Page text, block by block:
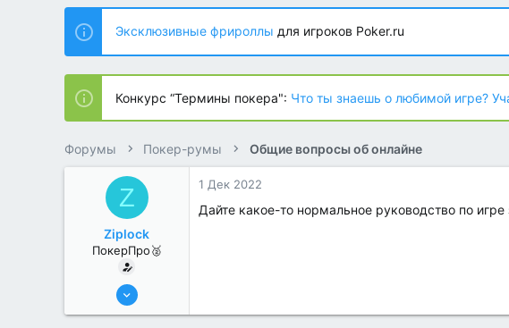
т
о
р
т
е
м
ы
т
н
а
ч
л
а
Эксклюзивные фрироллы для игроков Poker.ru
Конкурс “Термины покера": Что ты знаешь о любимой игре?
Форумы Покер-румы Общие вопросы об онлайне
Z
Ziplock
ПокерПро🥈
13 Июн 2022
1 Дек 2022
Дайте какое-то нормальное руководство по